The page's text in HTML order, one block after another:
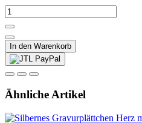
In den Warenkorb
Ähnliche Artikel